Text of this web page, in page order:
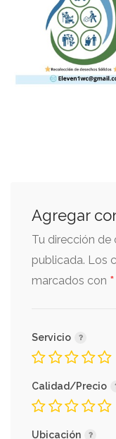
Agregar
Tu dirección de
publicada. Los
marcados con *
Servicio
Calidad/Precio
Ubicación